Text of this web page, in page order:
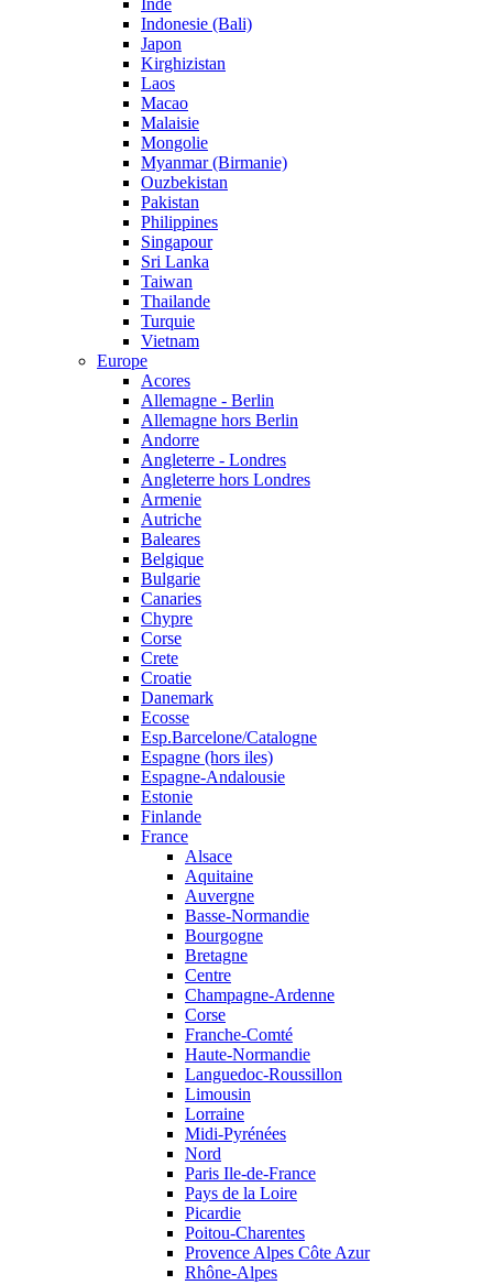
Inde
Indonesie (Bali)
Japon
Kirghizistan
Laos
Macao
Malaisie
Mongolie
Myanmar (Birmanie)
Ouzbekistan
Pakistan
Philippines
Singapour
Sri Lanka
Taiwan
Thailande
Turquie
Vietnam
Europe
Acores
Allemagne - Berlin
Allemagne hors Berlin
Andorre
Angleterre - Londres
Angleterre hors Londres
Armenie
Autriche
Baleares
Belgique
Bulgarie
Canaries
Chypre
Corse
Crete
Croatie
Danemark
Ecosse
Esp.Barcelone/Catalogne
Espagne (hors iles)
Espagne-Andalousie
Estonie
Finlande
France
Alsace
Aquitaine
Auvergne
Basse-Normandie
Bourgogne
Bretagne
Centre
Champagne-Ardenne
Corse
Franche-Comté
Haute-Normandie
Languedoc-Roussillon
Limousin
Lorraine
Midi-Pyrénées
Nord
Paris Ile-de-France
Pays de la Loire
Picardie
Poitou-Charentes
Provence Alpes Côte Azur
Rhône-Alpes